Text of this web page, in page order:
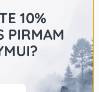
10%
PIRMAM